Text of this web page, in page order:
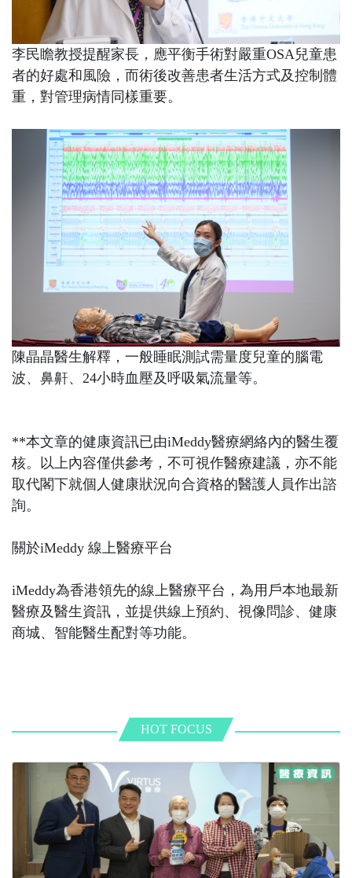
李民瞻教授提醒家長，應平衡手術對嚴重OSA 兒童患
者的好處和風險，而術後改善患者生活方式及控制體
重，對管理病情同樣重要。
陳晶晶醫生解釋，一般睡眠測試需量度兒童的腦電
波、鼻鼾、 24小時血壓及呼吸氣流量等。
**本文章的健康資訊已由iMeddy醫療網絡內的醫生覆
核。以上內容僅供參考，不可視作醫療建議，亦不能
取代閣下就個人健康狀況向合資格的醫護人員作出諮
詢。
關於iMeddy 線上醫療平台
iMeddy為香港領先的線上醫療平台，為用戶本地最新
醫療及醫生資訊，並提供線上預約、視像問診、健康
商城、智能醫生配對等功能。
HOT FOCUS